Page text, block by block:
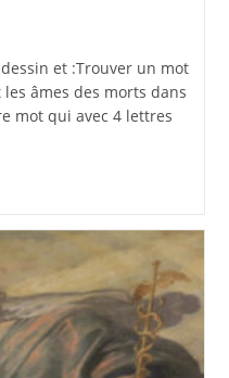
et :Trouver un mot
âmes des morts dans
mot qui avec 4 lettres